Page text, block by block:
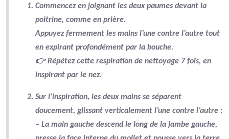
Commencez en joignant les deux paumes devant la
poitrine, comme en prière.
Appuyez fermement les mains l’une contre l’autre tout
en expirant profondément par la bouche.
👉 Répétez cette respiration de nettoyage 7 fois, en
inspirant par le nez.
Sur l’inspiration, les deux mains se séparent
doucement, glissant verticalement l’une contre l’autre :
– La main gauche descendle long de la jambe gauche,